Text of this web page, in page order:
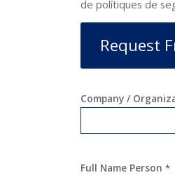
de polítiques de
Request
Company /
Full Name Person *